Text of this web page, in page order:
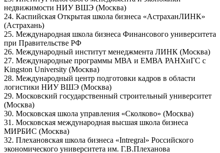
недвижимости НИУ ВШЭ (Москва)
24. Каспийская Открытая школа бизнеса «АстраханЛИНК»
(Астрахань)
25. Международная школа бизнеса Финансового университета
при Правительстве РФ
26. Международный институт менеджмента ЛИНК (Москва)
27. Международные программы МВА и ЕМВА РАНХиГС с
Kingston University (Москва)
28. Международный центр подготовки кадров в области
логистики НИУ ВШЭ (Москва)
29. Московский государственный строительный университет
(Москва)
30. Московская школа управления «Сколково» (Москва)
31. Московская международная высшая школа бизнеса
МИРБИС (Москва)
32. Плехановская школа бизнеса «Intregral» Российского
экономического университета им. Г.В.Плеханова